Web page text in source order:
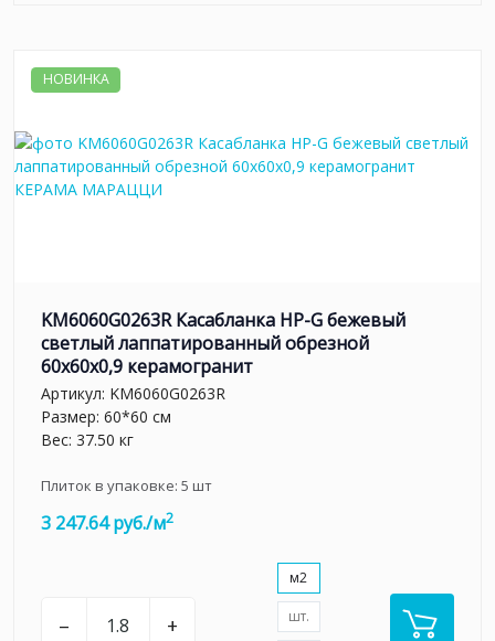
НОВИНКА
KM6060G0263R Касабланка HP-G бежевый
светлый лаппатированный обрезной
60x60x0,9 керамогранит
Артикул: KM6060G0263R
Размер: 60*60 см
Вес: 37.50 кг
Плиток в упаковке: 5 шт
3 247.64 руб./м2
– +
м2
шт.